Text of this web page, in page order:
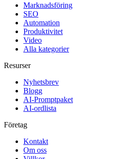
Marknadsföring
SEO
Automation
Produktivitet
Video
Alla kategorier
Resurser
Nyhetsbrev
Blogg
AI-Promptpaket
AI-ordlista
Företag
Kontakt
Om oss